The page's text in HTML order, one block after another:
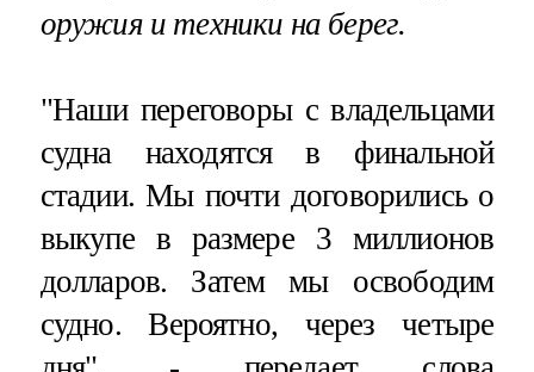
оружия и техники на берег.
"Наши переговоры с владельцами
судна находятся в финальной
стадии. Мы почти договорились о
выкупе в размере 3 миллионов
долларов. Затем мы освободим
судно. Вероятно, через четыре